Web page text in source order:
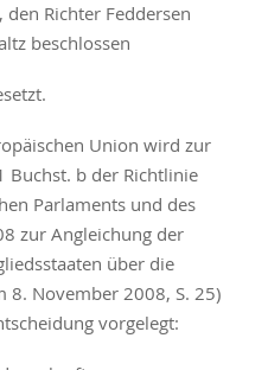
Richter Feddersen
beschlossen
Union wird zur
Buchst. b der Richtlinie
Parlaments und des
zur Angleichung der
über die
8. November 2008, S. 25)
vorgelegt: